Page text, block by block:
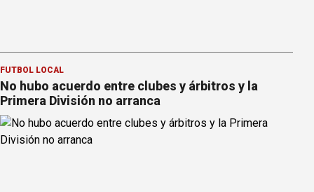
FÚTBOL LOCAL
No hubo acuerdo entre clubes y árbitros y la
Primera División no arranca